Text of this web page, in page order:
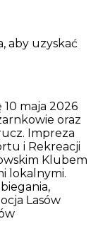
aby uzyskać
10 maja 2026
oraz
Impreza
i Rekreacji
Klubem
lokalnymi.
Lasów